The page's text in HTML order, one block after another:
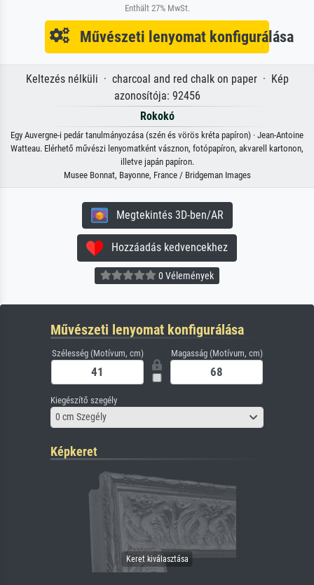
Enthält 27% MwSt.
Művészeti lenyomat konfigurálása
Keltezés nélküli · charcoal and red chalk on paper · Kép
azonosítója: 92456
Rokokó
Egy Auvergne-i pedár tanulmányozása (szén és vörös kréta papíron) · Jean-Antoine
Watteau. Elérhető művészi lenyomatként vásznon, fotópapíron, akvarell kartonon,
illetve japán papíron.
Musee Bonnat, Bayonne, France / Bridgeman Images
Megtekintés 3D-ben/AR
Hozzáadás kedvencekhez
0 Vélemények
Művészeti lenyomat konfigurálása
Szélesség (Motívum, cm) Magasság (Motívum, cm)
Kiegészítő szegély
0 cm Szegély
Képkeret